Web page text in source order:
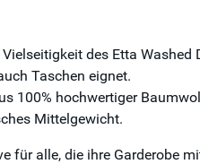
Vielseitigkeit des Etta
Taschen eignet.
100% hochwertiger
Mittelgewicht.
für alle, die ihre Garderobe